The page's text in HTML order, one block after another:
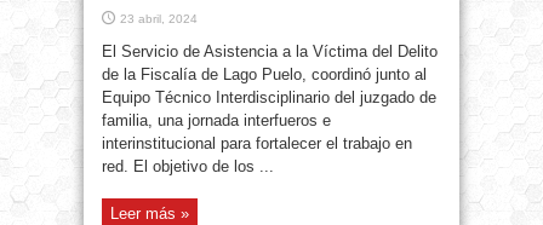
23 abril, 2024
El Servicio de Asistencia a la Víctima del Delito
de la Fiscalía de Lago Puelo, coordinó junto al
Equipo Técnico Interdisciplinario del juzgado de
familia, una jornada interfueros e
interinstitucional para fortalecer el trabajo en
red. El objetivo de los ...
Leer más »